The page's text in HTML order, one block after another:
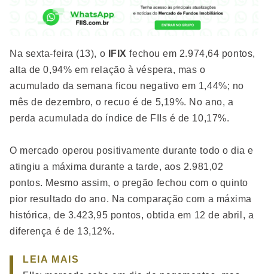
Na sexta-feira (13), o IFIX fechou em 2.974,64 pontos,
alta de 0,94% em relação à véspera, mas o
acumulado da semana ficou negativo em 1,44%; no
mês de dezembro, o recuo é de 5,19%. No ano, a
perda acumulada do índice de FIIs é de 10,17%.
O mercado operou positivamente durante todo o dia e
atingiu a máxima durante a tarde, aos 2.981,02
pontos. Mesmo assim, o pregão fechou com o quinto
pior resultado do ano. Na comparação com a máxima
histórica, de 3.423,95 pontos, obtida em 12 de abril, a
diferença é de 13,12%.
LEIA MAIS